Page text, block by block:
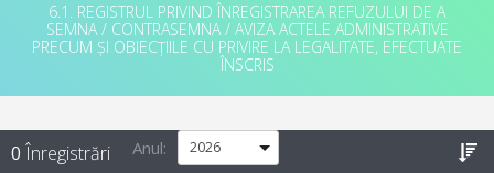
6.1. REGISTRUL PRIVIND ÎNREGISTRAREA REFUZULUI DE A
SEMNA / CONTRASEMNA / AVIZA ACTELE ADMINISTRATIVE
PRECUM ȘI OBIECȚIILE CU PRIVIRE LA LEGALITATE, EFECTUATE
ÎNSCRIS
0 Înregistrări Anul: